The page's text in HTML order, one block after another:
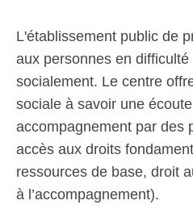
L'établissement public de
aux personnes en
socialement. Le centre
sociale à savoir une
accompagnement par des
accès aux droits
ressources de base, droit
à l’accompagnement).